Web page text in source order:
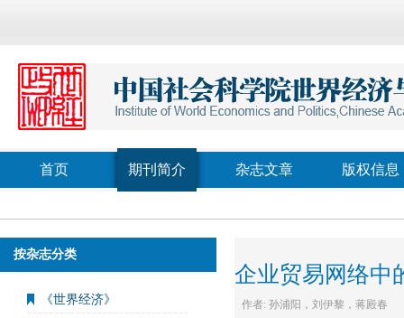
首页 期刊简介 杂志文章 版权信息
按杂志分类
《世界经济》
企业贸易网络中
作者: 孙浦阳，刘伊黎，蒋殿春